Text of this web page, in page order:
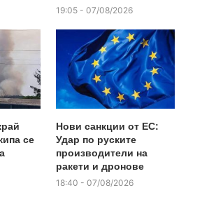
19:05 - 07/08/2026
се
Нови санкции от ЕС:
Удар по руските
производители на
ракети и дронове
18:40 - 07/08/2026